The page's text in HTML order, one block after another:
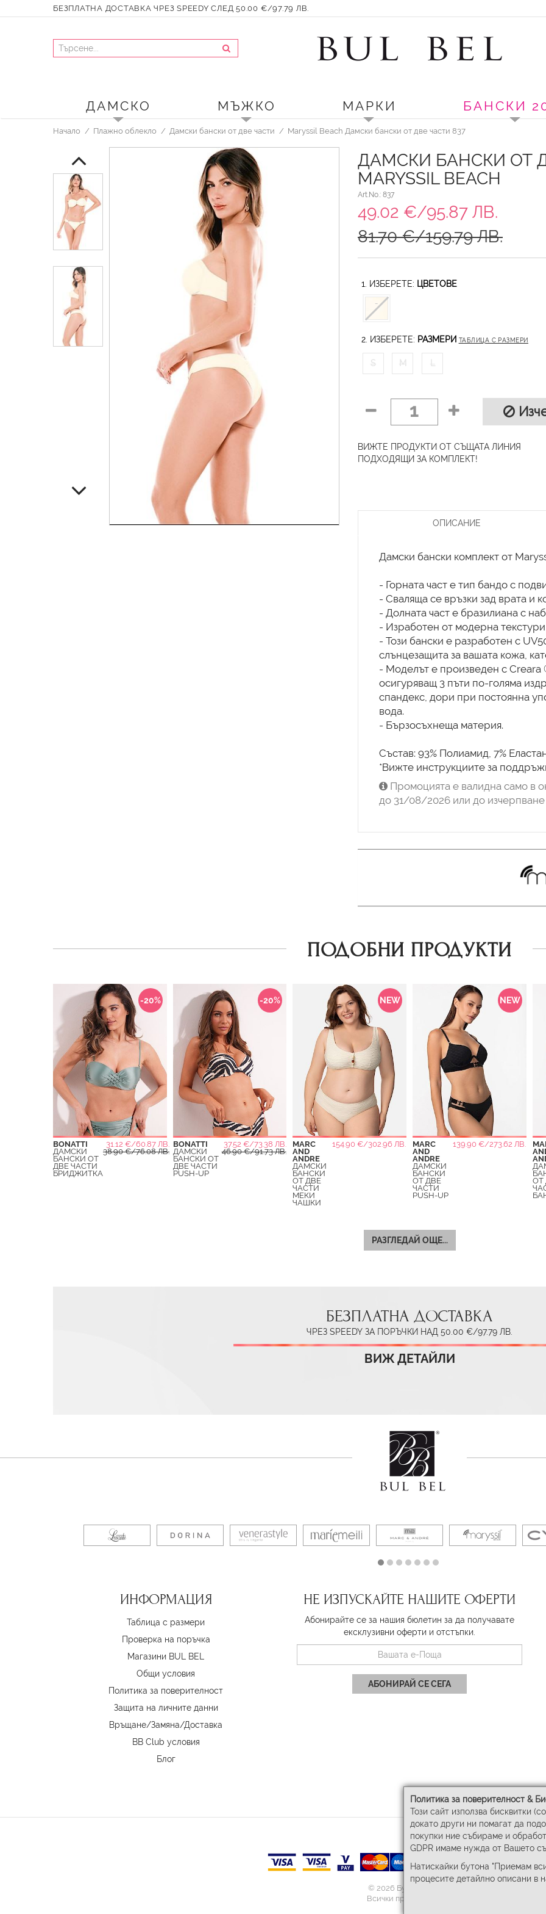
Политика за поверителност &
Този сайт използва бисквитки
докато други ни помагат да
покупки ние събираме и
GDPR имаме нужда от Вашето
Натискайки бутона "Приемам
процесите детайлно описани в
БЕЗПЛАТНА ДОСТАВКА ЧРЕЗ SPEEDY СЛЕД 50.00 €/97.79 ЛВ.
ДАМСКО МЪЖКО МАРКИ БАНСКИ
Начало Плажно облекло Дамски бански от две части Maryssil Beach Дамски бански от две части 837
ДАМСКИ БАНСКИ ОТ
MARYSSIL BEACH
Art.No.: 837
49.02 €/95.87 ЛВ.
81.70 €/159.79 ЛВ.
1. ИЗБЕРЕТЕ: ЦВЕТОВЕ
2. ИЗБЕРЕТЕ: РАЗМЕРИ ТАБЛИЦА С РАЗМЕРИ
S M L
1
ВИЖТЕ ПРОДУКТИ ОТ СЪЩАТА ЛИНИЯ
ПОДХОДЯЩИ ЗА КОМПЛЕКТ!
ОПИСАНИЕ
Дамски бански комплект от
- Горната част е тип бандо с
- Сваляща се връзки зад врата и
- Долната част е бразилиана с
- Изработен от модерна
- Този бански е разработен с
слънцезащита за вашата кожа,
- Моделът е произведен с Creara
осигуряващ 3 пъти по-голяма
спандекс, дори при постоянна
вода.
- Бързосъхнеща материя.
Състав: 93% Полиамид, 7%
*Вижте инструкциите за
Промоцията е валидна само в
до 31/08/2026 или до изчерпване
ПОДОБНИ ПРОДУКТИ
-20%
BONATTI
31.12 €/60.87 ЛВ.
ДАМСКИ
БАНСКИ ОТ
ДВЕ ЧАСТИ
БРИДЖИТКА
38.90 €/76.08 ЛВ.
-20%
BONATTI
37.52 €/73.38 ЛВ.
ДАМСКИ
БАНСКИ ОТ
ДВЕ ЧАСТИ
PUSH-UP
46.90 €/91.73 ЛВ.
NEW
MARC
AND
ANDRE
154.90 €/302.96 ЛВ.
ДАМСКИ
БАНСКИ
ОТ ДВЕ
ЧАСТИ
МЕКИ
ЧАШКИ
NEW
MARC
AND
ANDRE
139.90 €/273.62 ЛВ.
ДАМСКИ
БАНСКИ
ОТ ДВЕ
ЧАСТИ
PUSH-UP
ОТ
РАЗГЛЕДАЙ ОЩЕ...
БЕЗПЛАТНА ДОСТАВКА
ЧРЕЗ SPEEDY ЗА ПОРЪЧКИ НАД 50.00 €/97.79 ЛВ.
ВИЖ ДЕТАЙЛИ
ИНФОРМАЦИЯ
Таблица с размери
Проверка на поръчка
Магазини BUL BEL
Oбщи условия
Политика за поверителност
Защита на личните данни
Връщане/Замяна/Доставка
BB Club условия
Блог
НЕ ИЗПУСКАЙТЕ НАШИТЕ ОФЕРТИ
Абонирайте се за нашия бюлетин за да получавате
ексклузивни оферти и отстъпки.
АБОНИРАЙ СЕ СЕГА
© 2026 Бул-Бел ЕООД
Всички права запазени